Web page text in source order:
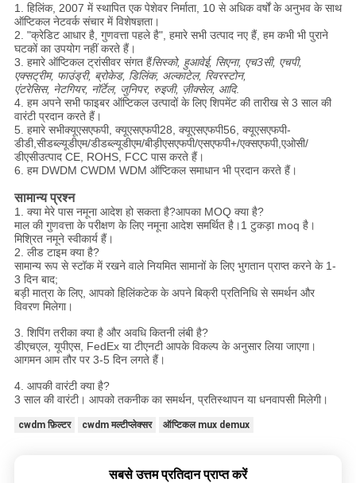
1. हिलिंक, 2007 में स्थापित एक पेशेवर निर्माता, 10 से अधिक वर्षों के अनुभव के साथ
ऑप्टिकल नेटवर्क संचार में विशेषज्ञता।
2. "क्रेडिट आधार है, गुणवत्ता पहले है", हमारे सभी उत्पाद नए हैं, हम कभी भी पुराने
घटकों का उपयोग नहीं करते हैं।
3. हमारे ऑप्टिकल ट्रांसीवर संगत हैंसिस्को, हुआवेई, सिएना, एच3सी, एचपी,
एक्सट्रीम, फाउंड्री, ब्रोकेड, डिलिंक, अल्काटेल, रिवरस्टोन,
एंटरेसिस, नेटगियर, नॉर्टेल, जुनिपर, रुइजी, ज़ीक्सेल, आदि.
4. हम अपने सभी फाइबर ऑप्टिकल उत्पादों के लिए शिपमेंट की तारीख से 3 साल की
वारंटी प्रदान करते हैं।
5. हमारे सभीक्यूएसएफपी, क्यूएसएफपी28, क्यूएसएफपी56, क्यूएसएफपी-
डीडी,सीडब्ल्यूडीएम/डीडब्ल्यूडीएम/बीड़ीएसएफपी/एसएफपी+/एक्सएफपी,एओसी/
डीएसीउत्पाद CE, ROHS, FCC पास करते हैं।
6. हम DWDM CWDM WDM ऑप्टिकल समाधान भी प्रदान करते हैं।
सामान्य प्रश्न
1. क्या मेरे पास नमूना आदेश हो सकता है?आपका MOQ क्या है?
माल की गुणवत्ता के परीक्षण के लिए नमूना आदेश समर्थित है।1 टुकड़ा moq है।
मिश्रित नमूने स्वीकार्य हैं।
2. लीड टाइम क्या है?
सामान्य रूप से स्टॉक में रखने वाले नियमित सामानों के लिए भुगतान प्राप्त करने के 1-
3 दिन बाद;
बड़ी मात्रा के लिए, आपको हिलिंकटेक के अपने बिक्री प्रतिनिधि से समर्थन और
विवरण मिलेगा।
3. शिपिंग तरीका क्या है और अवधि कितनी लंबी है?
डीएचएल, यूपीएस, FedEx या टीएनटी आपके विकल्प के अनुसार लिया जाएगा।
आगमन आम तौर पर 3-5 दिन लगते हैं।
4. आपकी वारंटी क्या है?
3 साल की वारंटी। आपको तकनीक का समर्थन, प्रतिस्थापन या धनवापसी मिलेगी।
cwdm फ़िल्टर cwdm मल्टीप्लेक्सर ऑप्टिकल mux demux
सबसे उत्तम प्रतिदान प्राप्त करें